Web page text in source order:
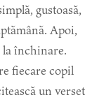
gustoasă,
Apoi,
la închinare.
fiecare copil
un verset